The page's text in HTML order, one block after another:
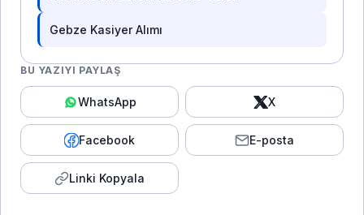
Gebze Kasiyer Alımı
BU YAZIYI PAYLAŞ
WhatsApp X
Facebook E-posta
Linki Kopyala